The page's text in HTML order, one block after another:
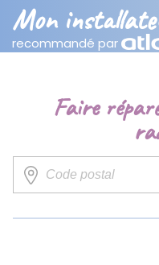
Mon
recommandé par
Faire